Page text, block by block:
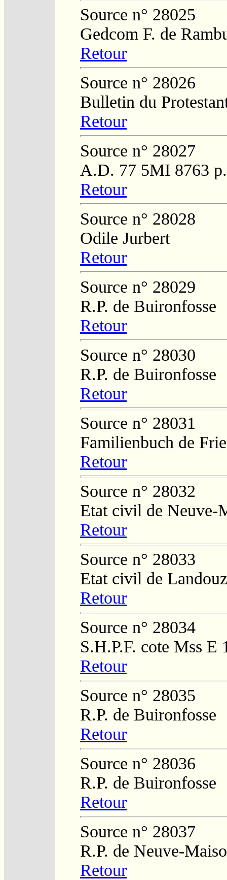
Source n° 28025
Gedcom F. de
Retour
Source n° 28026
Bulletin du
Retour
Source n° 28027
A.D. 77 5MI 8763
Retour
Source n° 28028
Odile Jurbert
Retour
Source n° 28029
R.P. de Buironfosse
Retour
Source n° 28030
R.P. de Buironfosse
Retour
Source n° 28031
Familienbuch de
Retour
Source n° 28032
Etat civil de Neuve-
Retour
Source n° 28033
Etat civil de
Retour
Source n° 28034
S.H.P.F. cote Mss E
Retour
Source n° 28035
R.P. de Buironfosse
Retour
Source n° 28036
R.P. de Buironfosse
Retour
Source n° 28037
R.P. de Neuve-
Retour